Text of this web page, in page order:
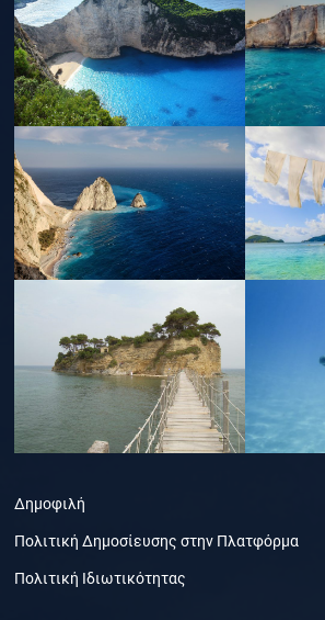
Δημοφιλή
Πολιτική Δημοσίευσης στην Πλατφόρμα
Πολιτική Ιδιωτικότητας